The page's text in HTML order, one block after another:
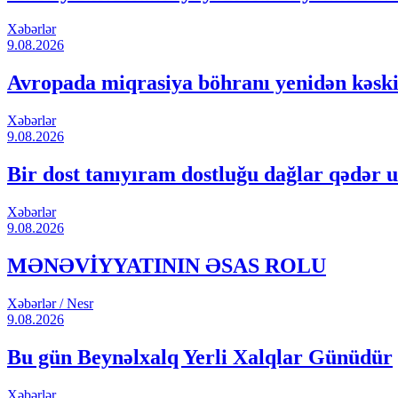
Xəbərlər
9.08.2026
Avropada miqrasiya böhranı yenidən
Xəbərlər
9.08.2026
Bir dost tanıyıram dostluğu dağlar qədər
Xəbərlər
9.08.2026
MƏNƏVİYYATININ ƏSAS ROLU
Xəbərlər / Nesr
9.08.2026
Bu gün Beynəlxalq Yerli Xalqlar Günüdür
Xəbərlər